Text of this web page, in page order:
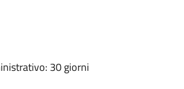
30 giorni